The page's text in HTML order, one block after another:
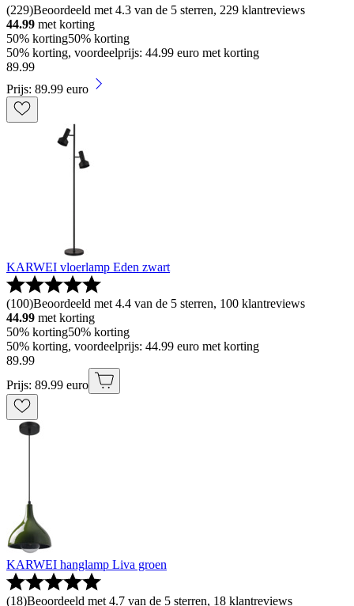
(229)Beoordeeld met 4.3 van de 5 sterren, 229 klantreviews
44.99 met korting
50% korting50% korting
50% korting, voordeelprijs: 44.99 euro met korting
89.99
Prijs: 89.99 euro
KARWEI vloerlamp Eden zwart
(100)Beoordeeld met 4.4 van de 5 sterren, 100 klantreviews
44.99 met korting
50% korting50% korting
50% korting, voordeelprijs: 44.99 euro met korting
89.99
Prijs: 89.99 euro
KARWEI hanglamp Liva groen
(18)Beoordeeld met 4.7 van de 5 sterren, 18 klantreviews